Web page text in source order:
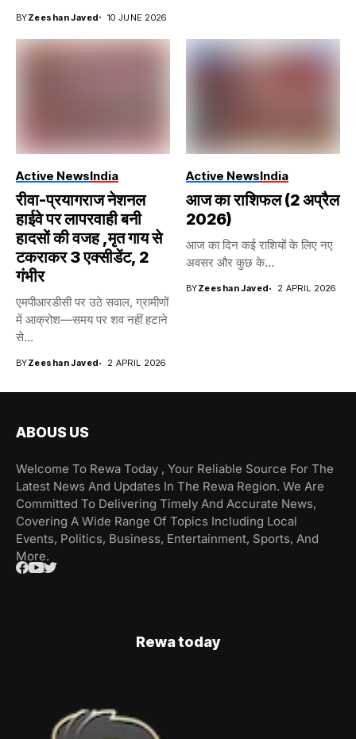
BYZeeshan Javed 10 JUNE 2026
Active NewsIndia
रीवा-प्रयागराज नेशनल
हाईवे पर लापरवाही बनी
हादसों की वजह ,मृत गाय से
टकराकर 3 एक्सीडेंट, 2
गंभीर
एमपीआरडीसी पर उठे सवाल, ग्रामीणों
में आक्रोश—समय पर शव नहीं हटाने
से...
BYZeeshan Javed 2 APRIL 2026
Active NewsIndia
आज का राशिफल (2 अप्रैल
2026)
आज का दिन कई राशियों के लिए नए
अवसर और कुछ के...
BYZeeshan Javed 2 APRIL 2026
ABOUS US
Welcome To Rewa Today , Your Reliable Source For The
Latest News And Updates In The Rewa Region. We Are
Committed To Delivering Timely And Accurate News,
Covering A Wide Range Of Topics Including Local
Events, Politics, Business, Entertainment, Sports, And
More.
Rewa today